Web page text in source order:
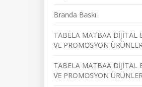
Branda Baskı
TABELA MATBAA DİJİTAL
VE PROMOSYON
TABELA MATBAA DİJİTAL
VE PROMOSYON